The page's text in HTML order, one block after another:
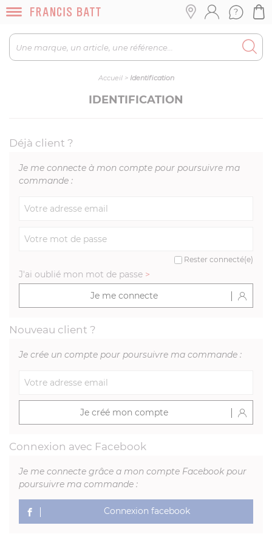
Accueil> Identification
IDENTIFICATION
Déjà client ?
Je me connecte à mon compte pour poursuivre ma
commande :
Rester connecté(e)
J'ai oublié mon mot de passe >
Je me connecte
Nouveau client ?
Je crée un compte pour poursuivre ma commande :
Je créé mon compte
Connexion avec Facebook
Je me connecte grâce a mon compte Facebook pour
poursuivre ma commande :
Connexion facebook